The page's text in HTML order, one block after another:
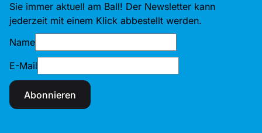
Sie immer aktuell am Ball! Der Newsletter kann
jederzeit mit einem Klick abbestellt werden.
Name
E-Mail
Abonnieren